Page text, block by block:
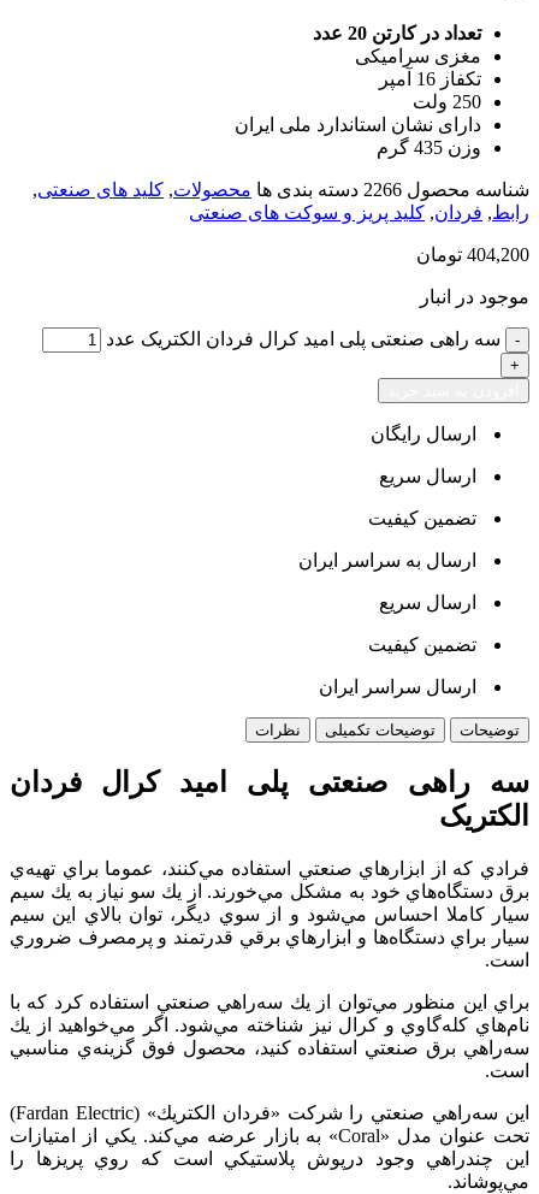
تعداد در کارتن 20 عدد
مغزی سرامیکی
تکفاز 16 آمپر
250 ولت
دارای نشان استاندارد ملی ایران
وزن 435 گرم
شناسه محصول 2266 دسته بندی ها محصولات, کلید های صنعتی,
رابط, فردان, کلید پریز و سوکت های صنعتی
404,200 تومان
موجود در انبار
سه راهی صنعتی پلی امید کرال فردان الکتریک عدد
ارسال رایگان
ارسال سریع
تضمین کیفیت
ارسال به سراسر ایران
ارسال سریع
تضمین کیفیت
ارسال سراسر ایران
توضیحات توضیحات تکمیلی نظرات
سه راهی صنعتی پلی امید کرال فردان
الکتریک
فرادي كه از ابزارهاي صنعتي استفاده مي‌كنند، عموما براي تهيه‌ي
برق دستگاه‌هاي خود به مشكل مي‌خورند. از يك سو نياز به يك سيم
سيار كاملا احساس مي‌شود و از سوي ديگر، توان بالاي اين سيم
سيار براي دستگاه‌ها و ابزارهاي برقي قدرتمند و پرمصرف ضروري
است.
براي اين منظور مي‌توان از يك سه‌راهي صنعتي استفاده كرد كه با
نام‌هاي كله‌گاوي و كرال نيز شناخته مي‌شود. اگر مي‌خواهيد از يك
سه‌راهي برق صنعتي استفاده كنيد، محصول فوق گزينه‌ي مناسبي
است.
اين سه‌راهي صنعتي را شركت «فردان الكتريك» (Fardan Electric)
تحت عنوان مدل «Coral» به بازار عرضه مي‌كند. يكي از امتيازات
اين چندراهي وجود درپوش پلاستيكي است كه روي پريزها را
مي‌پوشاند.